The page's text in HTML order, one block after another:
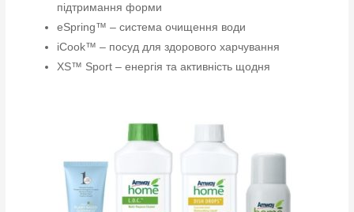
підтримання форми
eSpring™ – система очищення води
iCook™ – посуд для здорового харчування
XS™ Sport – енергія та активність щодня